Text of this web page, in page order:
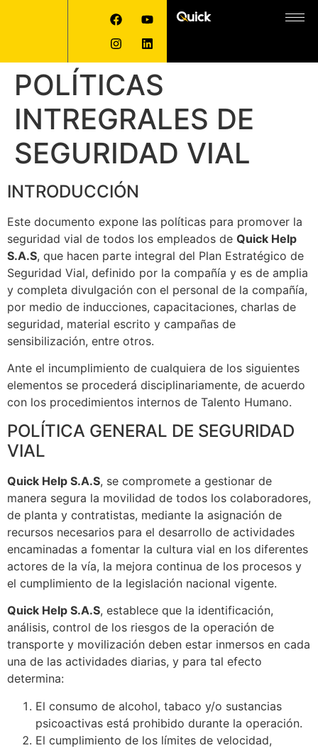
POLÍTICAS
INTREGRALES DE
SEGURIDAD VIAL
INTRODUCCIÓN
Este documento expone las políticas para promover la
seguridad vial de todos los empleados de Quick Help
S.A.S, que hacen parte integral del Plan Estratégico de
Seguridad Vial, definido por la compañía y es de amplia
y completa divulgación con el personal de la compañía,
por medio de inducciones, capacitaciones, charlas de
seguridad, material escrito y campañas de
sensibilización, entre otros.
Ante el incumplimiento de cualquiera de los siguientes
elementos se procederá disciplinariamente, de acuerdo
con los procedimientos internos de Talento Humano.
POLÍTICA GENERAL DE SEGURIDAD
VIAL
Quick Help S.A.S, se compromete a gestionar de
manera segura la movilidad de todos los colaboradores,
de planta y contratistas, mediante la asignación de
recursos necesarios para el desarrollo de actividades
encaminadas a fomentar la cultura vial en los diferentes
actores de la vía, la mejora continua de los procesos y
el cumplimiento de la legislación nacional vigente.
Quick Help S.A.S, establece que la identificación,
análisis, control de los riesgos de la operación de
transporte y movilización deben estar inmersos en cada
una de las actividades diarias, y para tal efecto
determina:
El consumo de alcohol, tabaco y/o sustancias
psicoactivas está prohibido durante la operación.
El cumplimiento de los límites de velocidad,